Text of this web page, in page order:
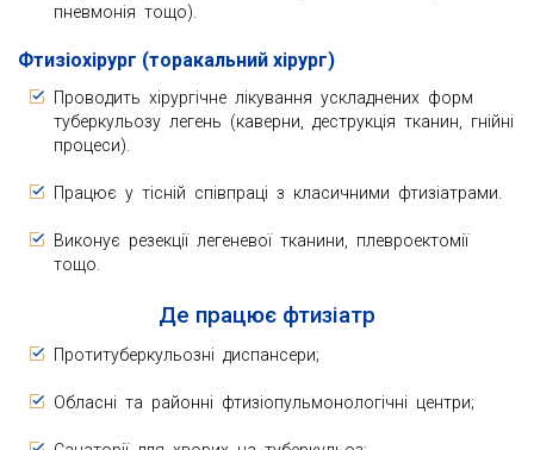
пневмонія тощо).
Фтизіохірург (торакальний хірург)
Проводить хірургічне лікування ускладнених форм
туберкульозу легень (каверни, деструкція тканин, гнійні
процеси).
Працює у тісній співпраці з класичними фтизіатрами.
Виконує резекції легеневої тканини, плевроектомії
тощо.
Де працює фтизіатр
Протитуберкульозні диспансери;
Обласні та районні фтизіопульмонологічні центри;